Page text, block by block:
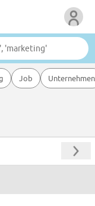
Job Unternehmen